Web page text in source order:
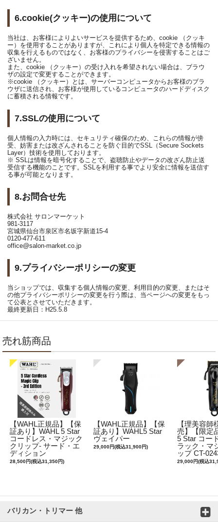
6.cookie(クッキー)の使用について
当社は、お客様によりよいサービスを提供するため、cookie （クッキ
ー）を使用することがありますが、これにより個人を特定できる情報の
収集を行えるものではなく、お客様のプライバシーを侵害することはご
ざいません。
また、cookie （クッキー）の受け入れを希望されない場合は、ブラウ
ザの設定で変更することができます。
※cookie （クッキー）とは、サーバーコンピュータからお客様のブラ
ウザに送信され、お客様が使用しているコンピュータのハードディスク
に蓄積される情報です。
7.SSLの使用について
個人情報の入力時には、セキュリティ確保のため、これらの情報が傍
受、妨害または改ざんされることを防ぐ目的でSSL（Secure Sockets
Layer）技術を使用しております。
※ SSLは情報を暗号化することで、盗聴防止やデータの改ざん防止送
受信する機能のことです。SSLを利用する事でより安全に情報を送信す
る事が可能となります。
8.お問合せ先
株式会社 サロンマーケット
981-3117
宮城県仙台市泉区市名坂字新道15-4
0120-477-611
office@salon-market.co.jp
9.プライバシーポリシーの変更
当ショップでは、収集する個人情報の変更、利用目的の変更、またはそ
の他プライバシーポリシーの変更を行う際は、当ページへの変更をもっ
て公表とさせていただきます。
最終更新日：H25.5.8
売れ筋商品
【WAHL正規品】【保
証あり】WAHL 5 Star
コードレス・マジック
クリップ- サード・エ
ディション
28,500円(税込31,350円)
【WAHL正規品】【保
証あり】WAHL5 Star
ヴェイパー
29,000円(税込31,900円)
【理美容師
売】【限定
5 Star コー
ラック・マ
ップ CT-
29,000円(税込
バリカン・トリマー 他